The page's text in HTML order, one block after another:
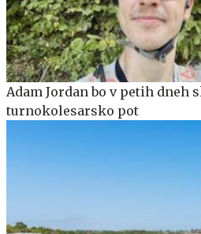
Adam Jordan bo v petih dneh
turnokolesarsko pot